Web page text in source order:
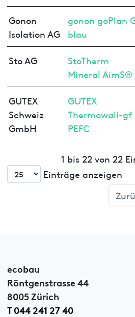
Gonon
Isolation AG
gonon goPlan
blau
Sto AG
StoTherm
Mineral AimS®
GUTEX
Schweiz
GmbH
GUTEX
Thermowall-gf
PEFC
1 bis 22 von 22
Einträge anzeigen
ecobau
Röntgenstrasse 44
8005 Zürich
T 044 241 27 40